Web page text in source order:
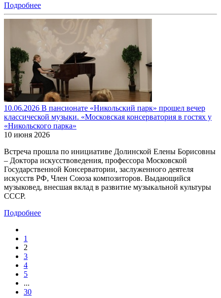
Подробнее
10.06.2026 В пансионате «Никольский парк» прошел вечер
классической музыки. «Московская консерватория в гостях у
«Никольского парка»
10 июня 2026
Встреча прошла по инициативе Долинской Елены Борисовны
– Доктора искусствоведения, профессора Московской
Государственной Консерватории, заслуженного деятеля
искусств РФ, Член Союза композиторов. Выдающийся
музыковед, внесшая вклад в развитие музыкальной культуры
СССР.
Подробнее
1
2
3
4
5
...
30